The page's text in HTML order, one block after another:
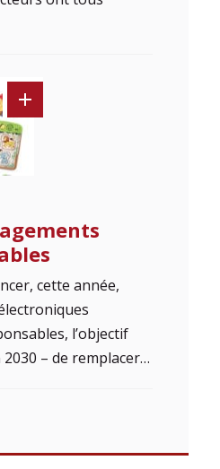
cette année,
l’objectif
– de remplacer…